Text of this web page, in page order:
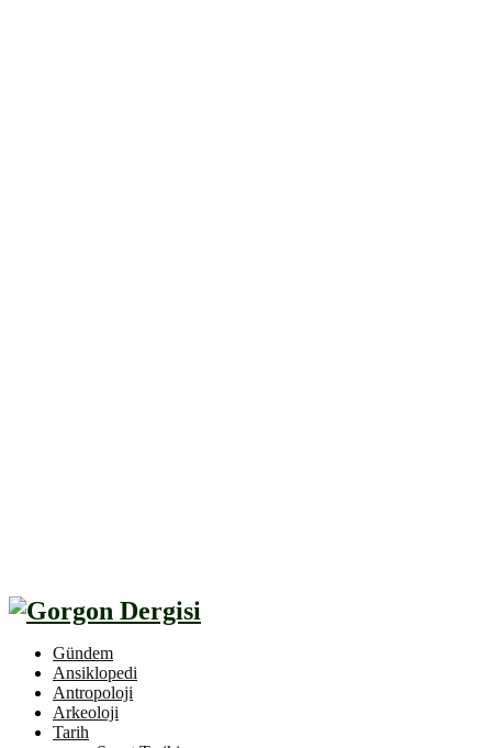
Gündem
Ansiklopedi
Antropoloji
Arkeoloji
Tarih